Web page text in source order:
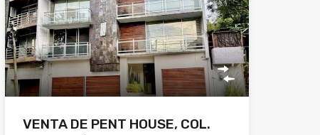
VENTA DE PENT HOUSE, COL.